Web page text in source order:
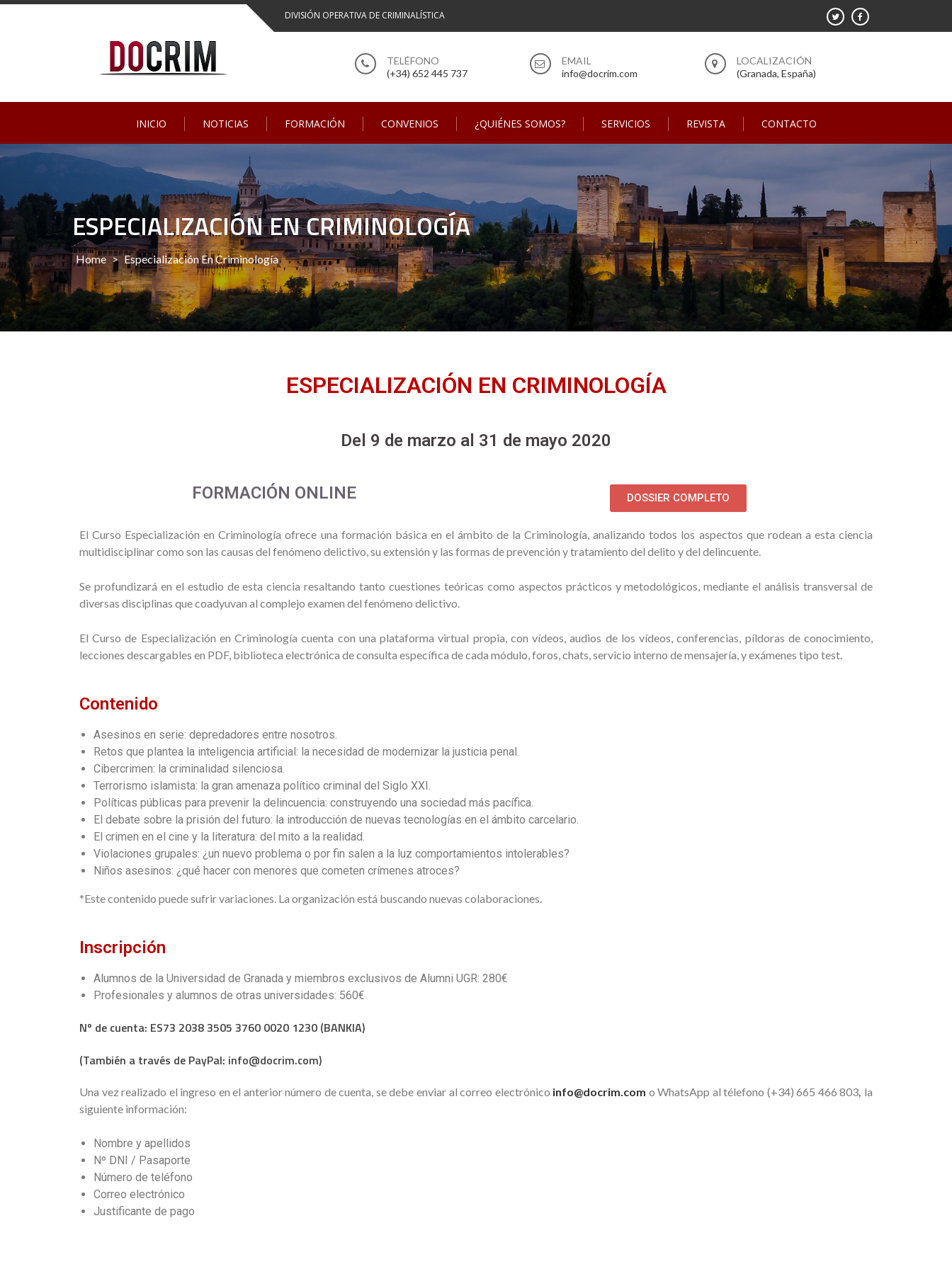
DIVISIÓN OPERATIVA DE CRIMINALÍSTICA
(+34) 652 445 737 info@docrim.com (Granada, España)
INICIO NOTICIAS FORMACIÓN CONVENIOS ¿QUIÉNES SOMOS? SERVICIOS REVISTA CONTACTO
ESPECIALIZACIÓN EN CRIMINOLOGÍA
Home > Especialización En Criminología
ESPECIALIZACIÓN EN CRIMINOLOGÍA
Del 9 de marzo al 31 de mayo 2020
FORMACIÓN ONLINE DOSSIER COMPLETO
El Curso Especialización en Criminología ofrece una formación básica en el ámbito de la Criminología, analizando todos los aspectos que rodean a esta ciencia
multidisciplinar como son las causas del fenómeno delictivo, su extensión y las formas de prevención y tratamiento del delito y del delincuente.
Se profundizará en el estudio de esta ciencia resaltando tanto cuestiones teóricas como aspectos prácticos y metodológicos, mediante el análisis transversal de
diversas disciplinas que coadyuvan al complejo examen del fenómeno delictivo.
El Curso de Especialización en Criminología cuenta con una plataforma virtual propia, con vídeos, audios de los vídeos, conferencias, píldoras de conocimiento,
lecciones descargables en PDF, biblioteca electrónica de consulta específica de cada módulo, foros, chats, servicio interno de mensajería, y exámenes tipo test.
Contenido
Asesinos en serie: depredadores entre nosotros.
Retos que plantea la inteligencia artificial: la necesidad de modernizar la justicia penal.
Cibercrimen: la criminalidad silenciosa.
Terrorismo islamista: la gran amenaza político criminal del Siglo XXI.
Políticas públicas para prevenir la delincuencia: construyendo una sociedad más pacífica.
El debate sobre la prisión del futuro: la introducción de nuevas tecnologías en el ámbito carcelario.
El crimen en el cine y la literatura: del mito a la realidad.
Violaciones grupales: ¿un nuevo problema o por fin salen a la luz comportamientos intolerables?
Niños asesinos: ¿qué hacer con menores que cometen crímenes atroces?
*Este contenido puede sufrir variaciones. La organización está buscando nuevas colaboraciones.
Inscripción
Alumnos de la Universidad de Granada y miembros exclusivos de Alumni UGR: 280€
Profesionales y alumnos de otras universidades: 560€
Nº de cuenta: ES73 2038 3505 3760 0020 1230 (BANKIA)
(También a través de PayPal: info@docrim.com)
Una vez realizado el ingreso en el anterior número de cuenta, se debe enviar al correo electrónico info@docrim.com o WhatsApp al télefono (+34) 665 466 803 la
siguiente información:
Nombre y apellidos
Nº DNI / Pasaporte
Número de teléfono
Correo electrónico
Justificante de pago